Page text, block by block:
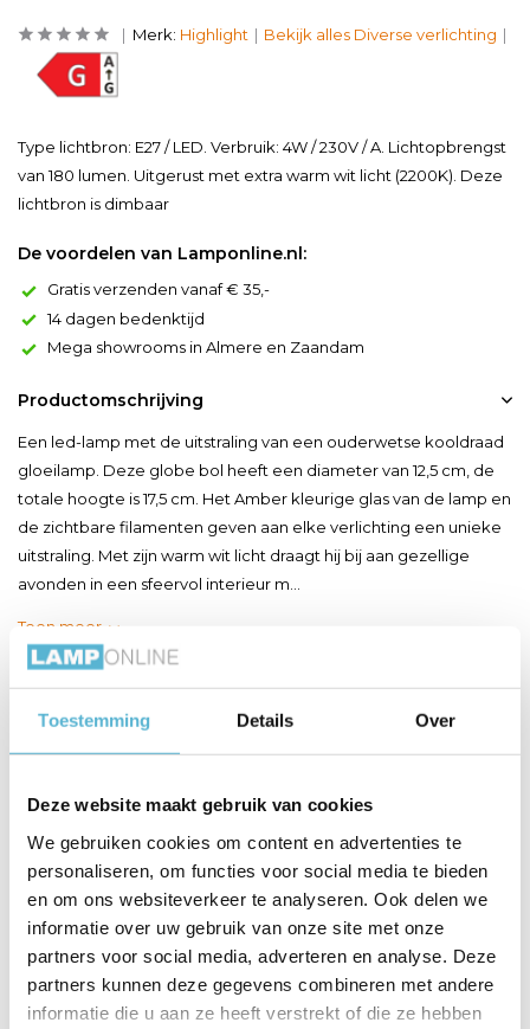
Toestemming Details Over
Deze website maakt gebruik van cookies
We gebruiken cookies om content en advertenties te
personaliseren, om functies voor social media te bieden
en om ons websiteverkeer te analyseren. Ook delen we
informatie over uw gebruik van onze site met onze
partners voor social media, adverteren en analyse. Deze
partners kunnen deze gegevens combineren met andere
informatie die u aan ze heeft verstrekt of die ze hebben
Merk: Highlight Bekijk alles Diverse verlichting
Type lichtbron: E27 / LED. Verbruik: 4W / 230V / A. Lichtopbrengst
van 180 lumen. Uitgerust met extra warm wit licht (2200K). Deze
lichtbron is dimbaar
De voordelen van Lamponline.nl:
Gratis verzenden vanaf € 35,-
14 dagen bedenktijd
Mega showrooms in Almere en Zaandam
Productomschrijving
Een led-lamp met de uitstraling van een ouderwetse kooldraad
gloeilamp. Deze globe bol heeft een diameter van 12,5 cm, de
totale hoogte is 17,5 cm. Het Amber kleurige glas van de lamp en
de zichtbare filamenten geven aan elke verlichting een unieke
uitstraling. Met zijn warm wit licht draagt hij bij aan gezellige
avonden in een sfeervol interieur m...
Toon meer
Artikelnummer L2517.36
EAN 8718379036125
Leverancier Highlight
Breedte 12,5
Toon meer
Vergelijk Delen